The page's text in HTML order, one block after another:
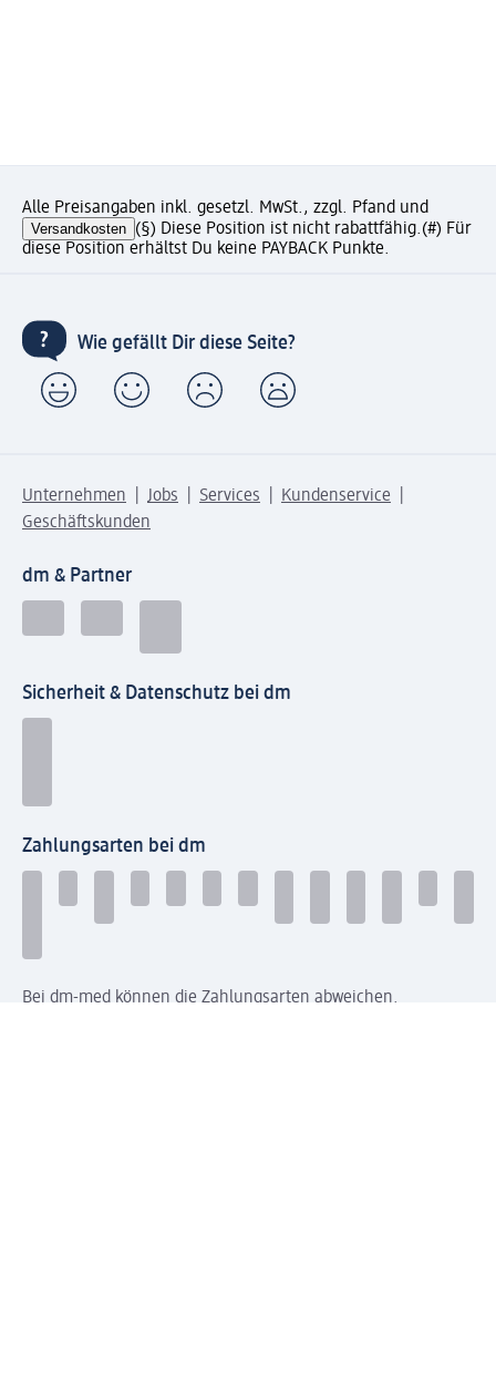
Alle Preisangaben inkl. gesetzl. MwSt., zzgl. Pfand und
Versandkosten (§) Diese Position ist nicht rabattfähig.(#) Für
diese Position erhältst Du keine PAYBACK Punkte.
Wie gefällt Dir diese Seite?
Unternehmen Jobs Services
Kundenservice
Geschäftskunden
dm & Partner
Sicherheit & Datenschutz bei dm
Zahlungsarten bei dm
Bei dm-med können die Zahlungsarten abweichen.